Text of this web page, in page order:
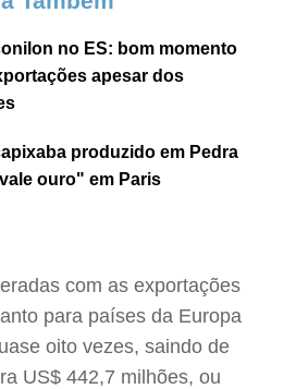
no ES: bom momento
apesar dos
produzido em Pedra
ouro" em Paris
com as exportações
para países da Europa
oito vezes, saindo de
US$ 442,7 milhões, ou